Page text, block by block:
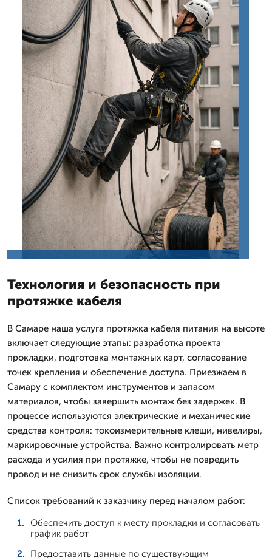
Технология и безопасность при
протяжке кабеля
В Самаре наша услуга протяжка кабеля питания на высоте
включает следующие этапы: разработка проекта
прокладки, подготовка монтажных карт, согласование
точек крепления и обеспечение доступа. Приезжаем в
Самару с комплектом инструментов и запасом
материалов, чтобы завершить монтаж без задержек. В
процессе используются электрические и механические
средства контроля: токоизмерительные клещи, нивелиры,
маркировочные устройства. Важно контролировать метр
расхода и усилия при протяжке, чтобы не повредить
провод и не снизить срок службы изоляции.
Список требований к заказчику перед началом работ:
Обеспечить доступ к месту прокладки и согласовать
график работ
Предоставить данные по существующим